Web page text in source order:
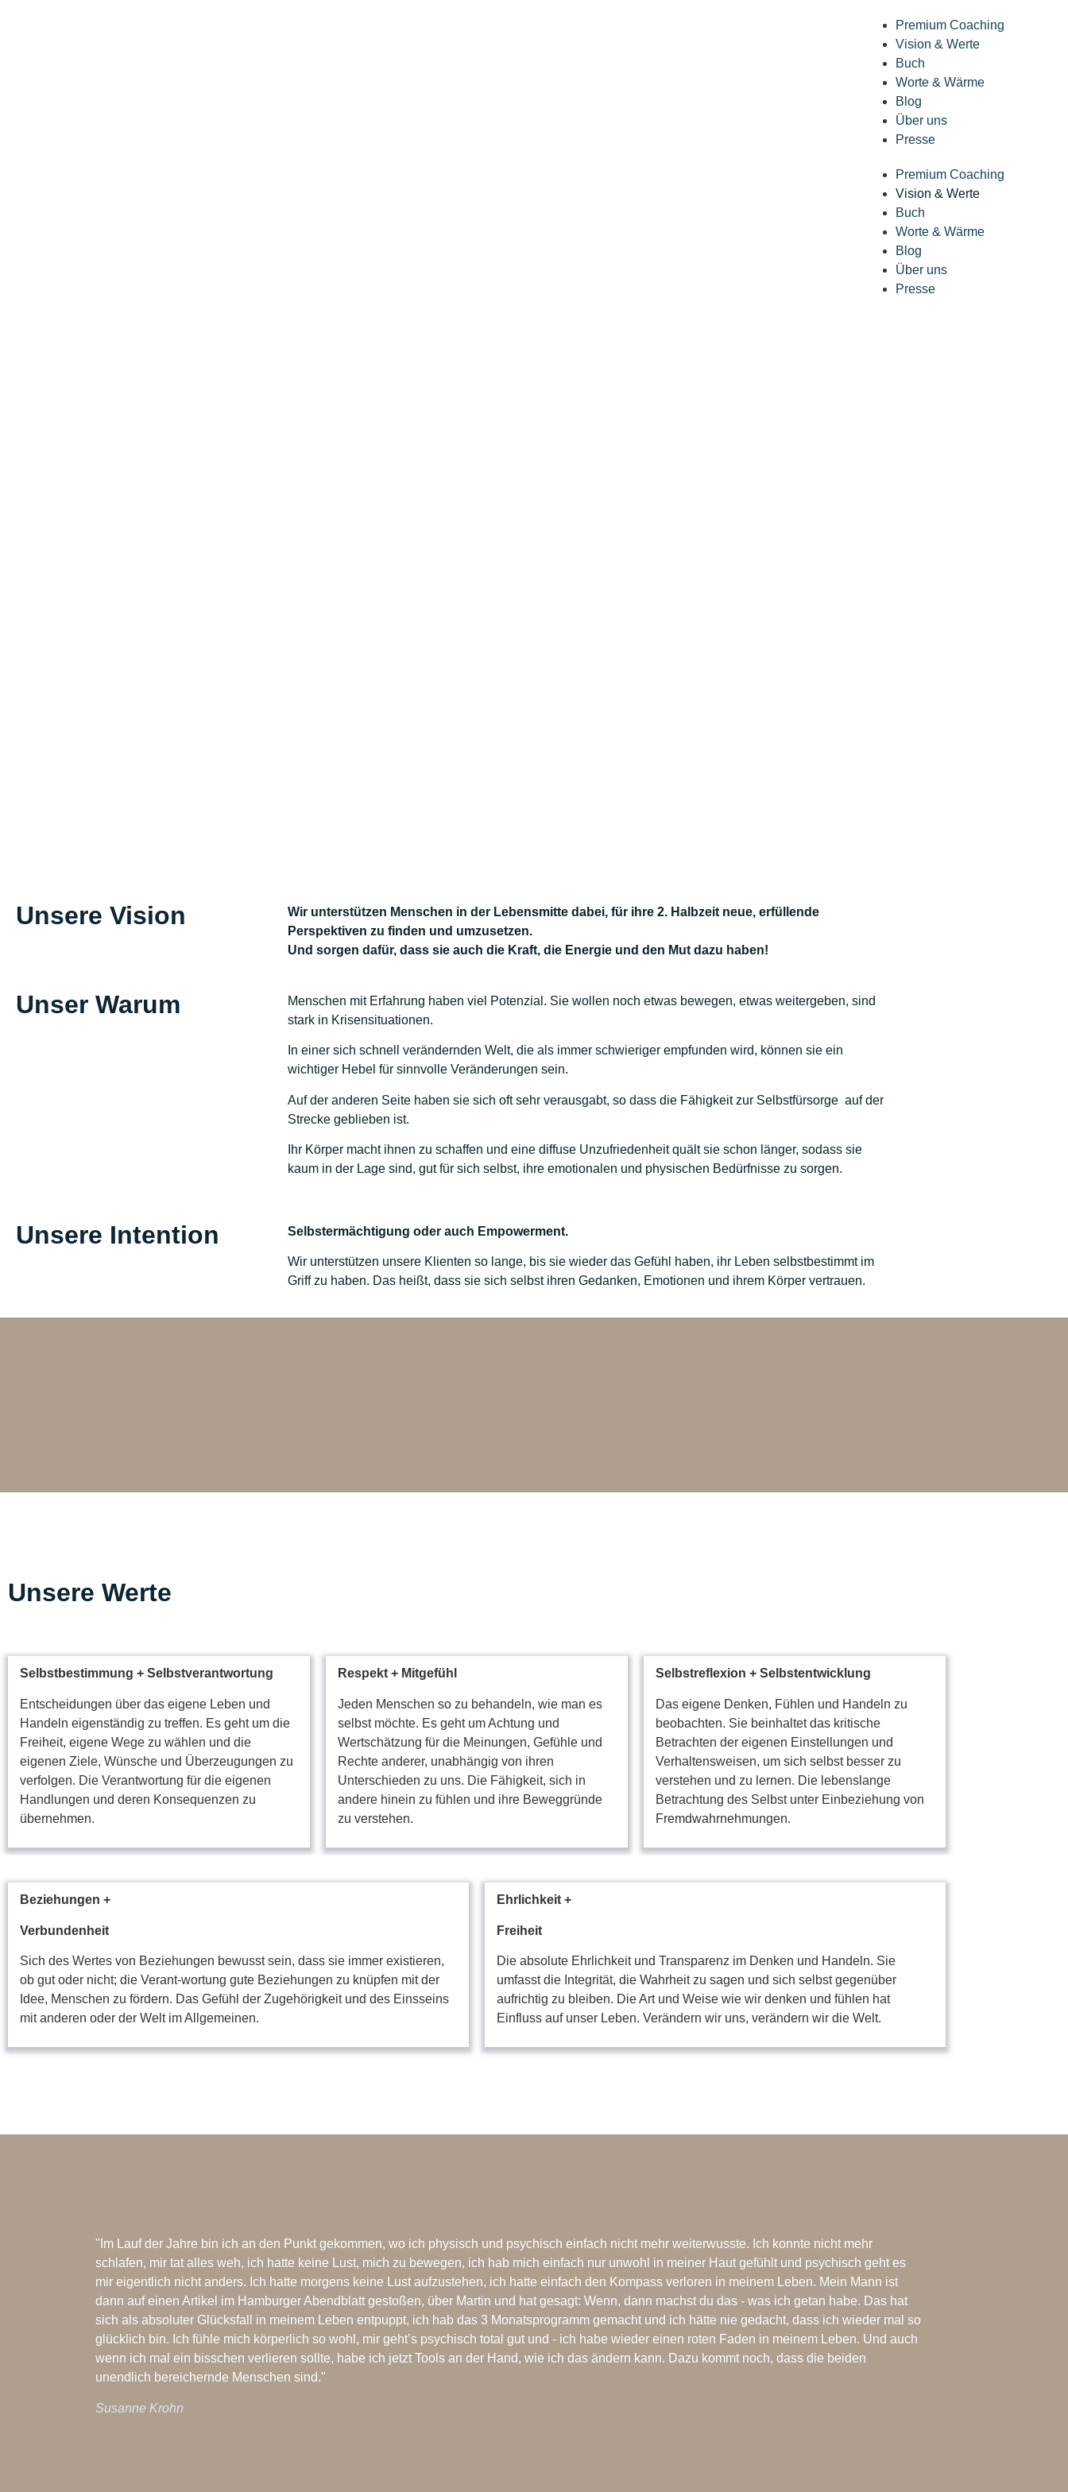
Premium Coaching
Vision & Werte
Buch
Worte & Wärme
Blog
Über uns
Presse
Premium Coaching
Vision & Werte
Buch
Worte & Wärme
Blog
Über uns
Presse
Unsere Vision Wir unterstützen Menschen in der Lebensmitte dabei, für ihre 2. Halbzeit neue, erfüllende
Perspektiven zu finden und umzusetzen.
Und sorgen dafür, dass sie auch die Kraft, die Energie und den Mut dazu haben!
Unser Warum
Menschen mit Erfahrung haben viel Potenzial. Sie wollen noch etwas bewegen, etwas weitergeben, sind
stark in Krisensituationen.
In einer sich schnell verändernden Welt, die als immer schwieriger empfunden wird, können sie ein
wichtiger Hebel für sinnvolle Veränderungen sein.
Auf der anderen Seite haben sie sich oft sehr verausgabt, so dass die Fähigkeit zur Selbstfürsorge auf der
Strecke geblieben ist.
Ihr Körper macht ihnen zu schaffen und eine diffuse Unzufriedenheit quält sie schon länger, sodass sie
kaum in der Lage sind, gut für sich selbst, ihre emotionalen und physischen Bedürfnisse zu sorgen.
Unsere Intention Selbstermächtigung oder auch Empowerment.
Wir unterstützen unsere Klienten so lange, bis sie wieder das Gefühl haben, ihr Leben selbstbestimmt im
Griff zu haben. Das heißt, dass sie sich selbst ihren Gedanken, Emotionen und ihrem Körper vertrauen.
Unsere Werte
Selbstbestimmung + Selbstverantwortung
Entscheidungen über das eigene Leben und
Handeln eigenständig zu treffen. Es geht um die
Freiheit, eigene Wege zu wählen und die
eigenen Ziele, Wünsche und Überzeugungen zu
verfolgen. Die Verantwortung für die eigenen
Handlungen und deren Konsequenzen zu
übernehmen.
Respekt + Mitgefühl
Jeden Menschen so zu behandeln, wie man es
selbst möchte. Es geht um Achtung und
Wertschätzung für die Meinungen, Gefühle und
Rechte anderer, unabhängig von ihren
Unterschieden zu uns. Die Fähigkeit, sich in
andere hinein zu fühlen und ihre Beweggründe
zu verstehen.
Selbstreflexion + Selbstentwicklung
Das eigene Denken, Fühlen und Handeln zu
beobachten. Sie beinhaltet das kritische
Betrachten der eigenen Einstellungen und
Verhaltensweisen, um sich selbst besser zu
verstehen und zu lernen. Die lebenslange
Betrachtung des Selbst unter Einbeziehung von
Fremdwahrnehmungen.
Beziehungen +
Verbundenheit
Sich des Wertes von Beziehungen bewusst sein, dass sie immer existieren,
ob gut oder nicht; die Verant-wortung gute Beziehungen zu knüpfen mit der
Idee, Menschen zu fördern. Das Gefühl der Zugehörigkeit und des Einsseins
mit anderen oder der Welt im Allgemeinen.
Ehrlichkeit +
Freiheit
Die absolute Ehrlichkeit und Transparenz im Denken und Handeln. Sie
umfasst die Integrität, die Wahrheit zu sagen und sich selbst gegenüber
aufrichtig zu bleiben. Die Art und Weise wie wir denken und fühlen hat
Einfluss auf unser Leben. Verändern wir uns, verändern wir die Welt.
"Im Lauf der Jahre bin ich an den Punkt gekommen, wo ich physisch und psychisch einfach nicht mehr weiterwusste. Ich konnte nicht mehr
schlafen, mir tat alles weh, ich hatte keine Lust, mich zu bewegen, ich hab mich einfach nur unwohl in meiner Haut gefühlt und psychisch geht es
mir eigentlich nicht anders. Ich hatte morgens keine Lust aufzustehen, ich hatte einfach den Kompass verloren in meinem Leben. Mein Mann ist
dann auf einen Artikel im Hamburger Abendblatt gestoßen, über Martin und hat gesagt: Wenn, dann machst du das - was ich getan habe. Das hat
sich als absoluter Glücksfall in meinem Leben entpuppt, ich hab das 3 Monatsprogramm gemacht und ich hätte nie gedacht, dass ich wieder mal so
glücklich bin. Ich fühle mich körperlich so wohl, mir geht’s psychisch total gut und - ich habe wieder einen roten Faden in meinem Leben. Und auch
wenn ich mal ein bisschen verlieren sollte, habe ich jetzt Tools an der Hand, wie ich das ändern kann. Dazu kommt noch, dass die beiden
unendlich bereichernde Menschen sind."
Susanne Krohn